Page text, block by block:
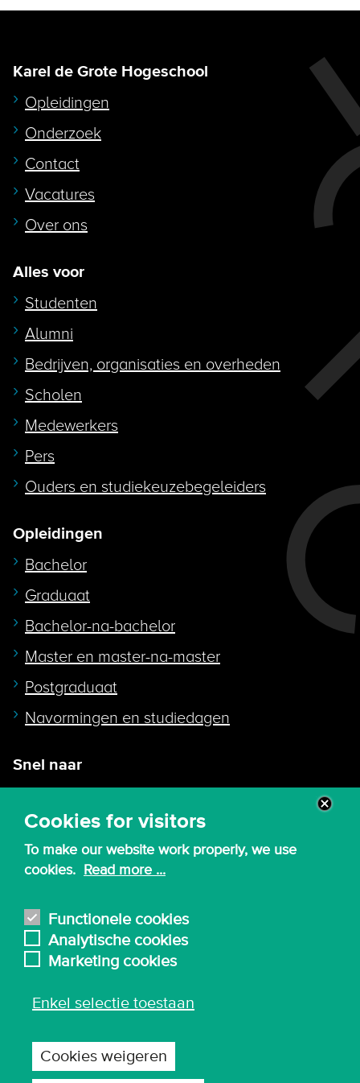
Cookies for visitors
To make our website work properly, we use
cookies. Read more ...
Functionele cookies
Analytische cookies
Marketing cookies
Enkel selectie toestaan
Cookies weigeren
Karel de Grote Hogeschool
Opleidingen
Onderzoek
Contact
Vacatures
Over ons
Alles voor
Studenten
Alumni
Bedrijven, organisaties en overheden
Scholen
Medewerkers
Pers
Ouders en studiekeuzebegeleiders
Opleidingen
Bachelor
Graduaat
Bachelor-na-bachelor
Master en master-na-master
Postgraduaat
Navormingen en studiedagen
Snel naar
Webmail
Canvas
Bibliotheek
English
Algemene inkoopvoorwaarden
Gebruiksvoorwaarden en privacy